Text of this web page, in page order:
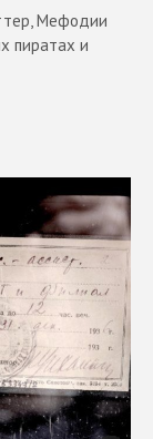
Мефодии
пиратах и